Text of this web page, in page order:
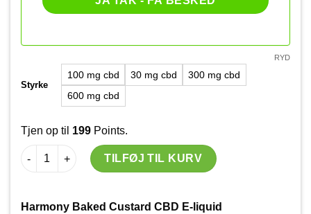
Styrke
100 mg cbd 30 mg cbd
300 mg cbd
600 mg cbd
RYD
Tjen op til 199 Points.
Harmony Baked Custard CBD E-liquid antal
TILFØJ TIL KURV
Harmony Baked Custard CBD E-liquid